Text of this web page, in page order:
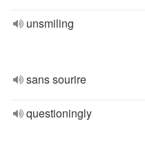
unsmiling
sans sourire
questioningly